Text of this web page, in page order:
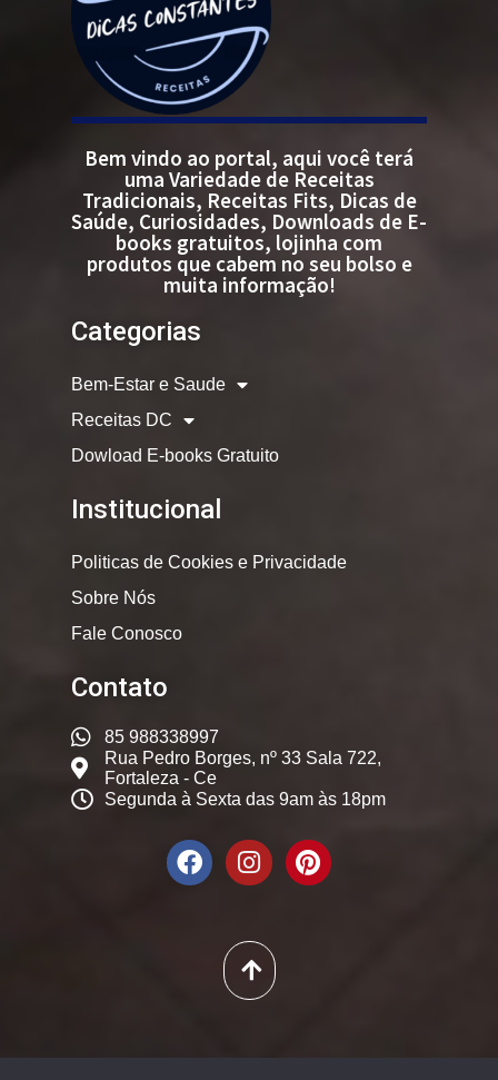
Bem vindo ao portal, aqui você terá
uma Variedade de Receitas
Tradicionais, Receitas Fits, Dicas de
Saúde, Curiosidades, Downloads de E-
books gratuitos, lojinha com
produtos que cabem no seu bolso e
muita informação!
Categorias
Bem-Estar e Saude
Receitas DC
Dowload E-books Gratuito
Institucional
Politicas de Cookies e Privacidade
Sobre Nós
Fale Conosco
Contato
85 988338997
Rua Pedro Borges, nº 33 Sala 722,
Fortaleza - Ce
Segunda à Sexta das 9am às 18pm
© 2025. Dicas Constantes,